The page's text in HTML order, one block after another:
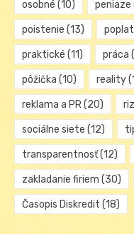
osobné (10) peniaze
poistenie (13)
praktické (11) práca
pôžička (10) reality
reklama a PR(20)
sociálne siete (12)
transparentnosť(12)
zakladanie firiem (30)
Časopis Diskredit (18)